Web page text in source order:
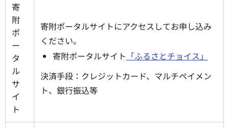
寄
附
ポ
ー
タ
ル
サ
イ
ト
寄附ポータルサイトにアクセスしてお申し込み
ください。
寄附ポータルサイト 「ふるさとチョイス」
決済手段：クレジットカード、マルチペイメン
ト、銀行振込等